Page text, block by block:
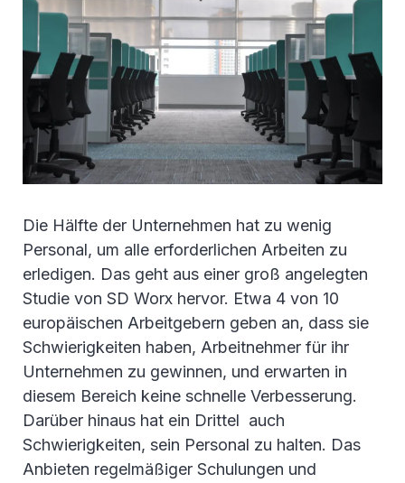
Die Hälfte der Unternehmen hat zu wenig
Personal, um alle erforderlichen Arbeiten zu
erledigen. Das geht aus einer groß angelegten
Studie von SD Worx hervor. Etwa 4 von 10
europäischen Arbeitgebern geben an, dass sie
Schwierigkeiten haben, Arbeitnehmer für ihr
Unternehmen zu gewinnen, und erwarten in
diesem Bereich keine schnelle Verbesserung.
Darüber hinaus hat ein Drittel auch
Schwierigkeiten, sein Personal zu halten. Das
Anbieten regelmäßiger Schulungen und